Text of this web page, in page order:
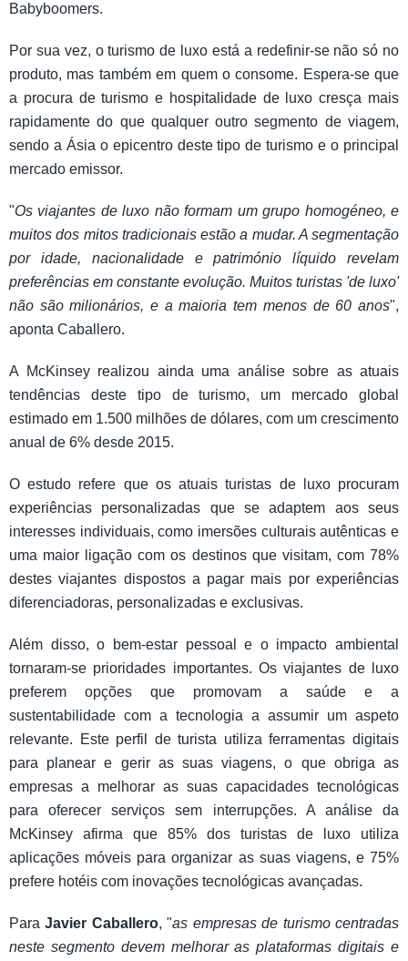
Babyboomers.
Por sua vez, o turismo de luxo está a redefinir-se não só no
produto, mas também em quem o consome. Espera-se que
a procura de turismo e hospitalidade de luxo cresça mais
rapidamente do que qualquer outro segmento de viagem,
sendo a Ásia o epicentro deste tipo de turismo e o principal
mercado emissor.
"Os viajantes de luxo não formam um grupo homogéneo, e
muitos dos mitos tradicionais estão a mudar. A segmentação
por idade, nacionalidade e património líquido revelam
preferências em constante evolução. Muitos turistas 'de luxo'
não são milionários, e a maioria tem menos de 60 anos",
aponta Caballero.
A McKinsey realizou ainda uma análise sobre as atuais
tendências deste tipo de turismo, um mercado global
estimado em 1.500 milhões de dólares, com um crescimento
anual de 6% desde 2015.
O estudo refere que os atuais turistas de luxo procuram
experiências personalizadas que se adaptem aos seus
interesses individuais, como imersões culturais autênticas e
uma maior ligação com os destinos que visitam, com 78%
destes viajantes dispostos a pagar mais por experiências
diferenciadoras, personalizadas e exclusivas.
Além disso, o bem-estar pessoal e o impacto ambiental
tornaram-se prioridades importantes. Os viajantes de luxo
preferem opções que promovam a saúde e a
sustentabilidade com a tecnologia a assumir um aspeto
relevante. Este perfil de turista utiliza ferramentas digitais
para planear e gerir as suas viagens, o que obriga as
empresas a melhorar as suas capacidades tecnológicas
para oferecer serviços sem interrupções. A análise da
McKinsey afirma que 85% dos turistas de luxo utiliza
aplicações móveis para organizar as suas viagens, e 75%
prefere hotéis com inovações tecnológicas avançadas.
ParaJavier Caballero, "as empresas de turismo centradas
neste segmento devem melhorar as plataformas digitais e